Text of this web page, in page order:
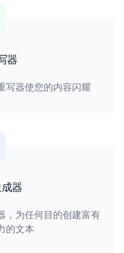
器
写器使您的内容闪耀
器
，为任何目的创建富有
的文本